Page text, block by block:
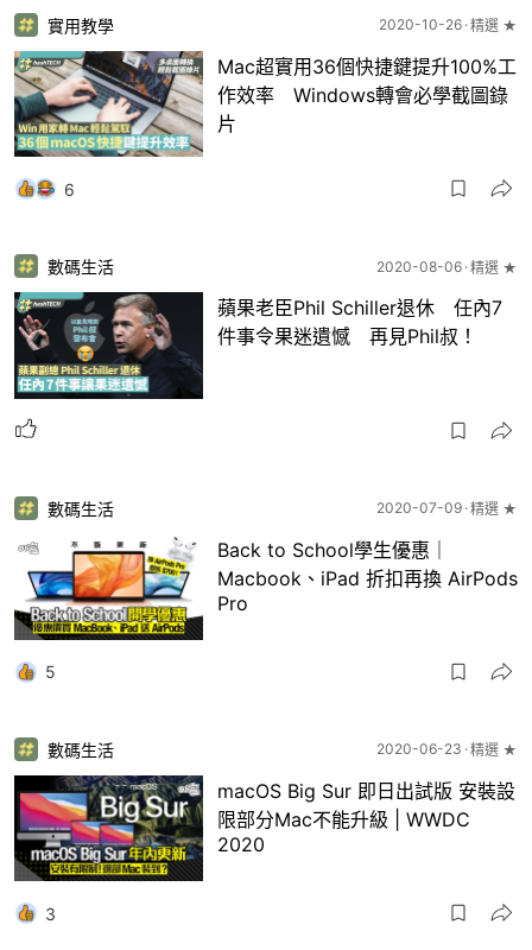
實用教學 2020-10-26 精選 ★
Mac超實用36個快捷鍵提升100%工
作效率 Windows轉會必學截圖錄
片
6
數碼生活 2020-08-06 精選 ★
蘋果老臣Phil Schiller退休 任內7
件事令果迷遺憾 再見Phil叔！
數碼生活 2020-07-09 精選 ★
Back to School學生優惠｜
Macbook、iPad 折扣再換 AirPods
Pro
5
數碼生活 2020-06-23 精選 ★
macOS Big Sur 即日出試版 安裝設
限部分Mac不能升級 | WWDC
2020
3